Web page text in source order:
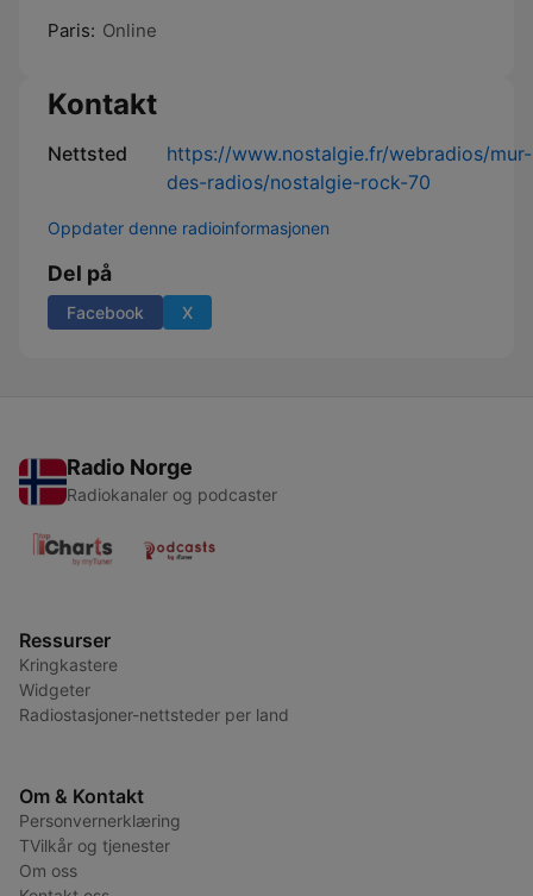
Paris: Online
Kontakt
Nettsted
https://www.nostalgie.fr/webradios/mur-
des-radios/nostalgie-rock-70
Oppdater denne radioinformasjonen
Del på
Facebook X
Radio Norge
Radiokanaler og podcaster
Ressurser
Kringkastere
Widgeter
Radiostasjoner-nettsteder per land
Om & Kontakt
Personvernerklæring
TVilkår og tjenester
Om oss